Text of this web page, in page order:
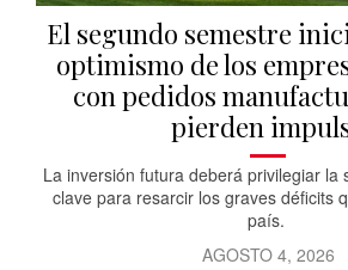
El segundo semestre
optimismo de los
con pedidos
pierden
La inversión futura deberá privilegiar la
clave para resarcir los graves déficits
país.
AGOSTO 4, 2026